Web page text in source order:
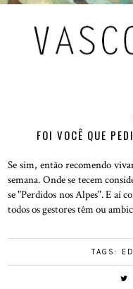
FOI VOCÊ QUE
Se sim, então recomendo
semana. Onde se tecem
se "Perdidos nos Alpes". E aí
todos os gestores têm ou
TAGS: